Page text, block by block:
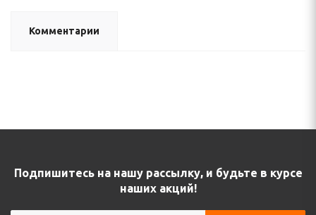
Комментарии
Подпишитесь на нашу рассылку, и будьте в курсе
наших акций!